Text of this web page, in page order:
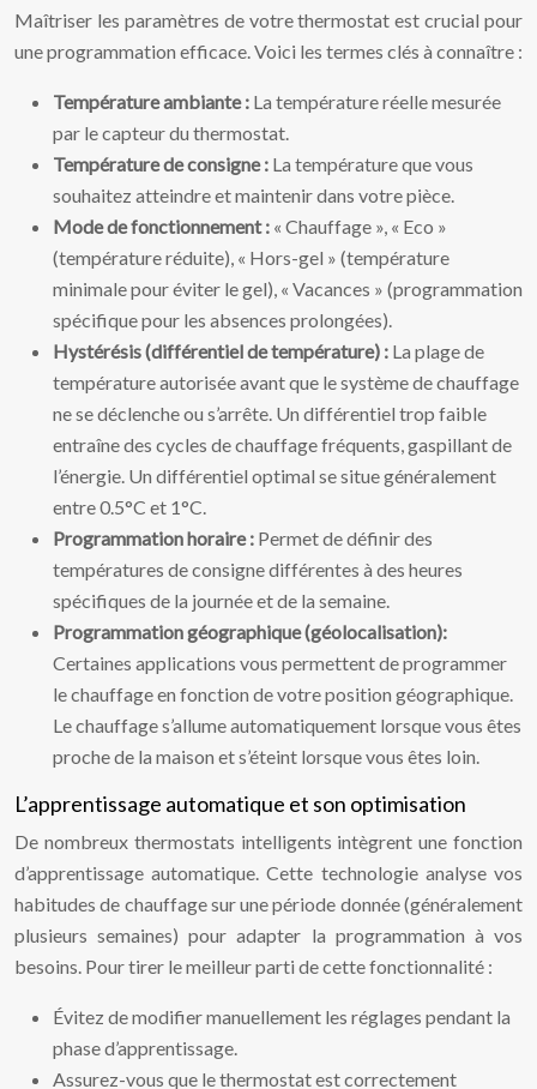
Maîtriser les paramètres de votre thermostat est crucial pour
une programmation efficace. Voici les termes clés à connaître :
Température ambiante : La température réelle mesurée
par le capteur du thermostat.
Température de consigne : La température que vous
souhaitez atteindre et maintenir dans votre pièce.
Mode de fonctionnement : « Chauffage », « Eco »
(température réduite), « Hors-gel » (température
minimale pour éviter le gel), « Vacances » (programmation
spécifique pour les absences prolongées).
Hystérésis (différentiel de température) : La plage de
température autorisée avant que le système de chauffage
ne se déclenche ou s’arrête. Un différentiel trop faible
entraîne des cycles de chauffage fréquents, gaspillant de
l’énergie. Un différentiel optimal se situe généralement
entre 0.5°C et 1°C.
Programmation horaire : Permet de définir des
températures de consigne différentes à des heures
spécifiques de la journée et de la semaine.
Programmation géographique (géolocalisation):
Certaines applications vous permettent de programmer
le chauffage en fonction de votre position géographique.
Le chauffage s’allume automatiquement lorsque vous êtes
proche de la maison et s’éteint lorsque vous êtes loin.
L’apprentissage automatique et son optimisation
De nombreux thermostats intelligents intègrent une fonction
d’apprentissage automatique. Cette technologie analyse vos
habitudes de chauffage sur une période donnée (généralement
plusieurs semaines) pour adapter la programmation à vos
besoins. Pour tirer le meilleur parti de cette fonctionnalité :
Évitez de modifier manuellement les réglages pendant la
phase d’apprentissage.
Assurez-vous que le thermostat est correctement